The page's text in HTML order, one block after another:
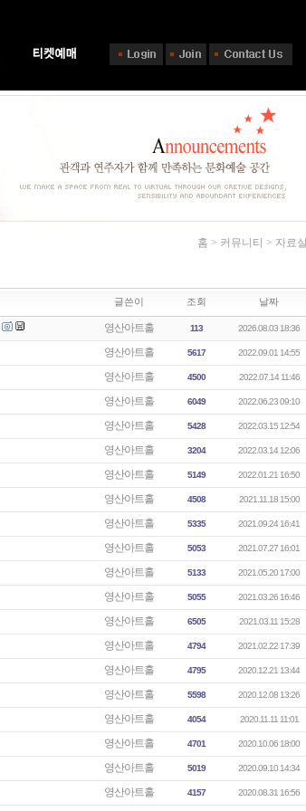
홈 > 커뮤니티 > 자료실
글쓴이 조회 날짜
영산아트홀 113 2026.08.03 18:36
영산아트홀 5617 2022.09.01 14:55
영산아트홀 4500 2022.07.14 11:46
영산아트홀 6049 2022.06.23 09:10
영산아트홀 5428 2022.03.15 12:54
영산아트홀 3204 2022.03.14 12:06
영산아트홀 5149 2022.01.21 16:50
영산아트홀 4508 2021.11.18 15:00
영산아트홀 5335 2021.09.24 16:41
영산아트홀 5053 2021.07.27 16:01
영산아트홀 5133 2021.05.20 17:00
영산아트홀 5055 2021.03.26 16:46
영산아트홀 6505 2021.03.11 15:28
영산아트홀 4794 2021.02.22 17:39
영산아트홀 4795 2020.12.21 13:44
영산아트홀 5598 2020.12.08 13:26
영산아트홀 4054 2020.11.11 11:01
영산아트홀 4701 2020.10.06 18:00
영산아트홀 5019 2020.09.10 14:34
영산아트홀 4157 2020.08.31 16:56